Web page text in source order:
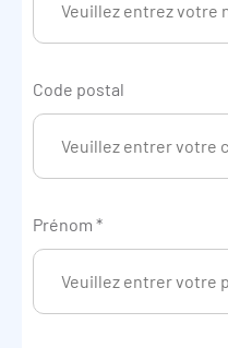
Code postal
Prénom *